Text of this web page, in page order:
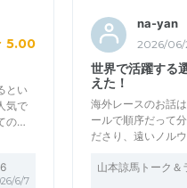
5.00
とい
気で
の…
6/7
na-yan
2026/06/
世界で活躍する
えた！
海外レースのお話
ールで順序だって
ださり、遠いノル
山本諒馬トーク